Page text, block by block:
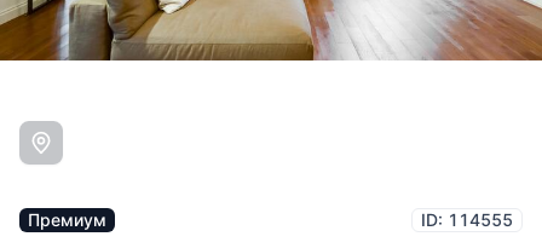
Премиум ID: 114555